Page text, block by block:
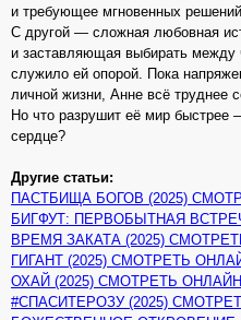
и требующее мгновенных
С другой — сложная любовная
и заставляющая выбирать между
служило ей опорой. Пока
личной жизни, Анне всё труднее
Но что разрушит её мир быстрее
сердце?
Другие статьи:
ПАСТБИЩА БОГОВ (2025)
БИГФУТ: ПЕРВОБЫТНАЯ
ВРЕМЯ ЗАКАТА (2025)
ГИГАНТ (2025) СМОТРЕТЬ
ОХАЙ (2025) СМОТРЕТЬ ОНЛАЙН
#СПАСИТЕРОЗУ (2025)